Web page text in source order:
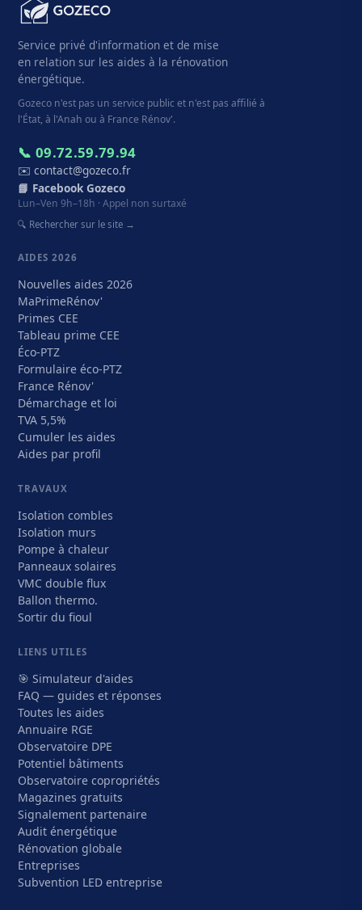
Service privé d'information et de mise
en relation sur les aides à la rénovation
énergétique.
Gozeco n'est pas un service public et n'est pas affilié à
l'État, à l'Anah ou à France Rénov'.
📞 09.72.59.79.94
✉️ contact@gozeco.fr
📘 Facebook Gozeco
Lun–Ven 9h–18h · Appel non surtaxé
🔍 Rechercher sur le site →
AIDES 2026
Nouvelles aides 2026
MaPrimeRénov'
Primes CEE
Tableau prime CEE
Éco-PTZ
Formulaire éco-PTZ
France Rénov'
Démarchage et loi
TVA 5,5%
Cumuler les aides
Aides par profil
TRAVAUX
Isolation combles
Isolation murs
Pompe à chaleur
Panneaux solaires
VMC double flux
Ballon thermo.
Sortir du fioul
LIENS UTILES
🎯 Simulateur d'aides
FAQ — guides et réponses
Toutes les aides
Annuaire RGE
Observatoire DPE
Potentiel bâtiments
Observatoire copropriétés
Magazines gratuits
Signalement partenaire
Audit énergétique
Rénovation globale
Entreprises
Subvention LED entreprise